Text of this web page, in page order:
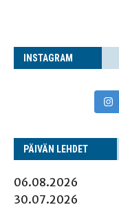
INS­TA­GRAM
PÄI­VÄN LEHDET
06.08.2026
30.07.2026